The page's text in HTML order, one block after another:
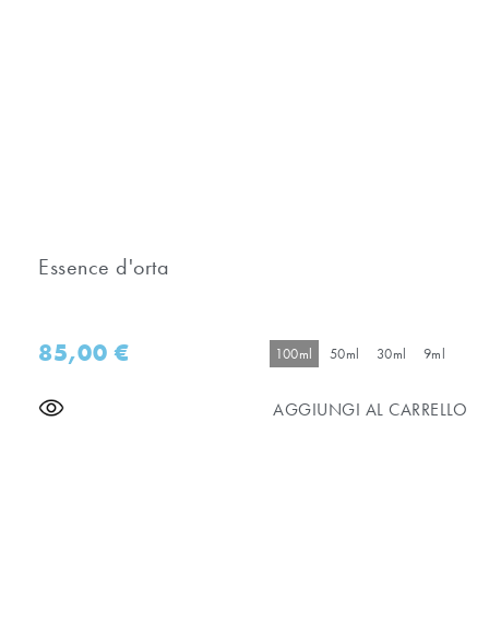
Essence d'orta
85,00€ 100ml 50ml 30ml 9ml
AGGIUNGI AL CARRELLO